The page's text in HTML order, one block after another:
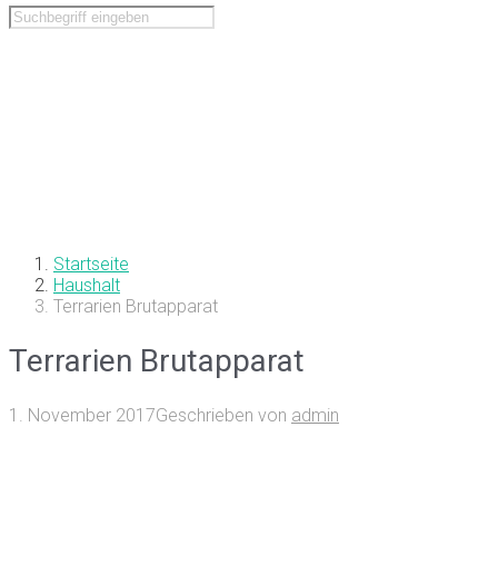
Startseite
Haushalt
Terrarien Brutapparat
Terrarien Brutapparat
1. November 2017Geschrieben von admin